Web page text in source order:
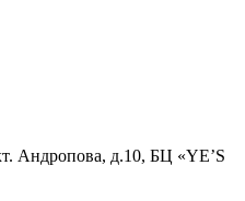
Андропова, д.10, БЦ «YE’S